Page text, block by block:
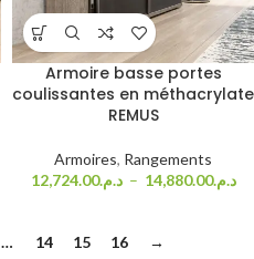
Armoire basse portes
coulissantes en méthacrylate
REMUS
Armoires, Rangements
د.م.12,724.00 – د.م.14,880.00
… 14 15 16 →